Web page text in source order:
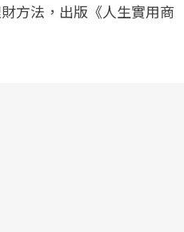
方法，出版《人生實用商